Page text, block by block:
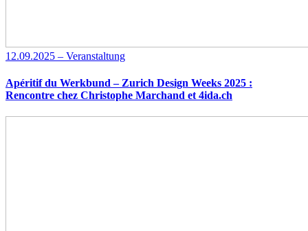
12.09.2025 – Veranstaltung
Apéritif du Werkbund – Zurich Design Weeks 2025 :
Rencontre chez Christophe Marchand et 4ida.ch